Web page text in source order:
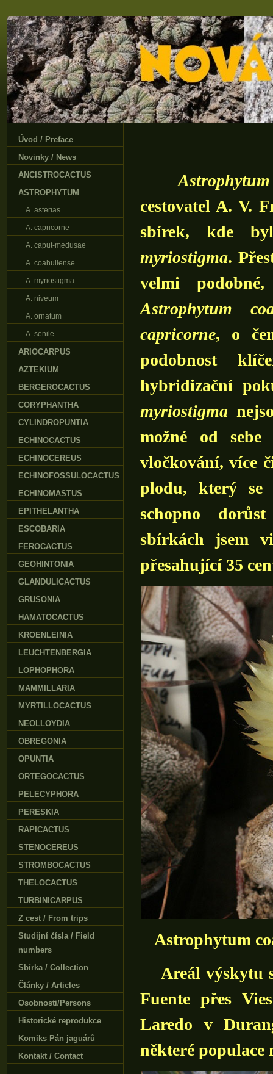
Astrophytum
cestovatel A. V.
sbírek, kde
myriostigma.
velmi
Astrophytum
capricorne, o
podobnost
hybridizační
myriostigma
možné od
vločkování, více
plodu, který
schopno
sbírkách jsem
přesahující 35
Astrophytum
Areál výskytu
Fuente přes
Laredo v
některé populace
Úvod / Preface
Novinky / News
ANCISTROCACTUS
ASTROPHYTUM
A. asterias
A. capricorne
A. caput-medusae
A. coahuilense
A. myriostigma
A. niveum
A. ornatum
A. senile
ARIOCARPUS
AZTEKIUM
BERGEROCACTUS
CORYPHANTHA
CYLINDROPUNTIA
ECHINOCACTUS
ECHINOCEREUS
ECHINOFOSSULOCACTUS
ECHINOMASTUS
EPITHELANTHA
ESCOBARIA
FEROCACTUS
GEOHINTONIA
GLANDULICACTUS
GRUSONIA
HAMATOCACTUS
KROENLEINIA
LEUCHTENBERGIA
LOPHOPHORA
MAMMILLARIA
MYRTILLOCACTUS
NEOLLOYDIA
OBREGONIA
OPUNTIA
ORTEGOCACTUS
PELECYPHORA
PERESKIA
RAPICACTUS
STENOCEREUS
STROMBOCACTUS
THELOCACTUS
TURBINICARPUS
Z cest / From trips
Studijní čísla / Field
numbers
Sbírka / Collection
Články / Articles
Osobnosti/Persons
Historické reprodukce
Komiks Pán jaguárů
Kontakt / Contact